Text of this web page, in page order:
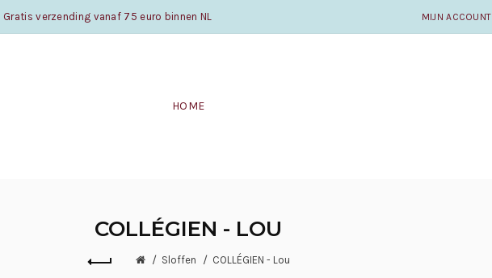
Gratis verzending vanaf 75 euro binnen NL MIJN ACCOUNT
HOME
COLLÉGIEN - LOU
Sloffen COLLÉGIEN - Lou